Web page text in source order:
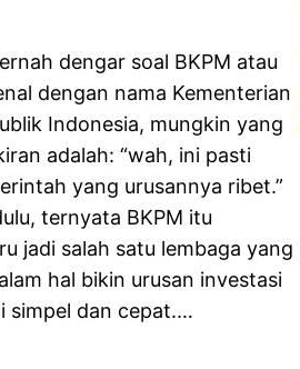
dengar soal BKPM atau
dengan nama Kementerian
Indonesia, mungkin yang
adalah: “wah, ini pasti
yang urusannya ribet.”
ternyata BKPM itu
jadi salah satu lembaga yang
hal bikin urusan investasi
simpel dan cepat.…